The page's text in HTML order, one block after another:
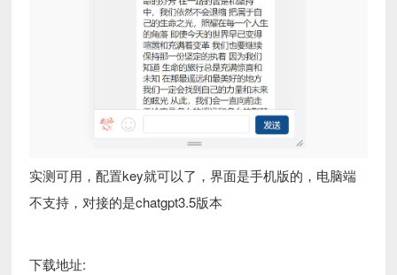
实测可用，配置key就可以了，界面是手机版的，电脑端
不支持，对接的是chatgpt3.5版本
下载地址: